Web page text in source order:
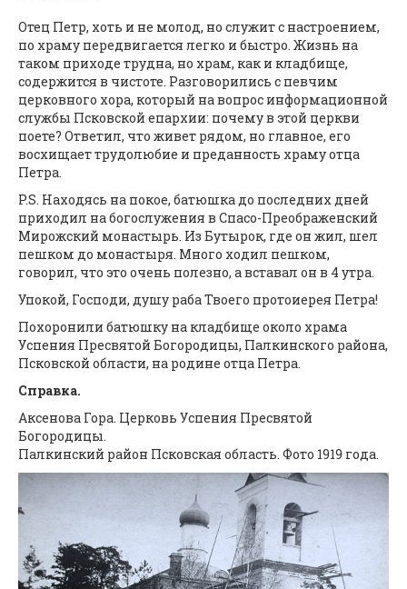
Отец Петр, хоть и не молод, но служит с настроением,
по храму передвигается легко и быстро. Жизнь на
таком приходе трудна, но храм, как и кладбище,
содержится в чистоте. Разговорились с певчим
церковного хора, который на вопрос информационной
службы Псковской епархии: почему в этой церкви
поете? Ответил, что живет рядом, но главное, его
восхищает трудолюбие и преданность храму отца
Петра.
P.S. Находясь на покое, батюшка до последних дней
приходил на богослужения в Спасо-Преображенский
Мирожский монастырь. Из Бутырок, где он жил, шел
пешком до монастыря. Много ходил пешком,
говорил, что это очень полезно, а вставал он в 4 утра.
Упокой, Господи, душу раба Твоего протоиерея Петра!
Похоронили батюшку на кладбище около храма
Успения Пресвятой Богородицы, Палкинского района,
Псковской области, на родине отца Петра.
Справка.
Аксенова Гора. Церковь Успения Пресвятой
Богородицы.
Палкинский район Псковская область. Фото 1919 года.